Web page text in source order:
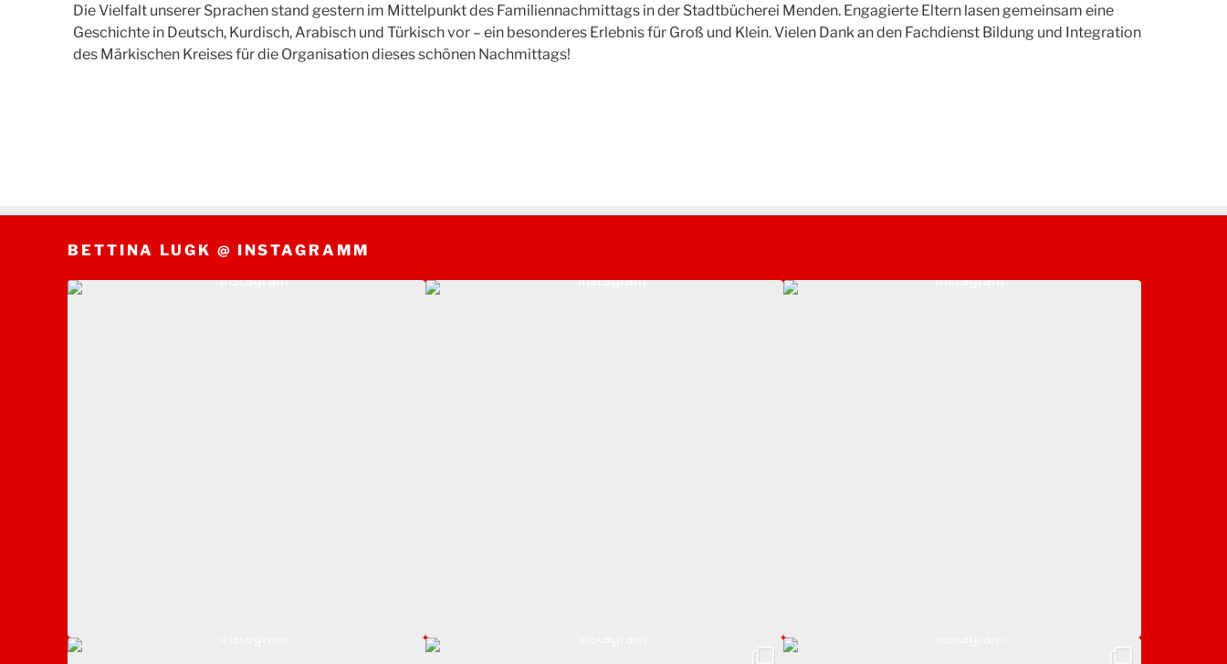
Die Vielfalt unserer Sprachen stand gestern im Mittelpunkt des Familiennachmittags in der Stadtbücherei Menden. Engagierte Eltern lasen gemeinsam eine
Geschichte in Deutsch, Kurdisch, Arabisch und Türkisch vor – ein besonderes Erlebnis für Groß und Klein. Vielen Dank an den Fachdienst Bildung und Integration
des Märkischen Kreises für die Organisation dieses schönen Nachmittags!
BETTINA LUGK @ INSTAGRAMM